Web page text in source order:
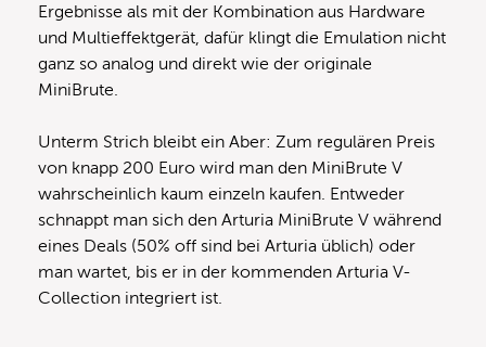
Ergebnisse als mit der Kombination aus Hardware
und Multieffektgerät, dafür klingt die Emulation nicht
ganz so analog und direkt wie der originale
MiniBrute.
Unterm Strich bleibt ein Aber: Zum regulären Preis
von knapp 200 Euro wird man den MiniBrute V
wahrscheinlich kaum einzeln kaufen. Entweder
schnappt man sich den Arturia MiniBrute V während
eines Deals (50% off sind bei Arturia üblich) oder
man wartet, bis er in der kommenden Arturia V-
Collection integriert ist.